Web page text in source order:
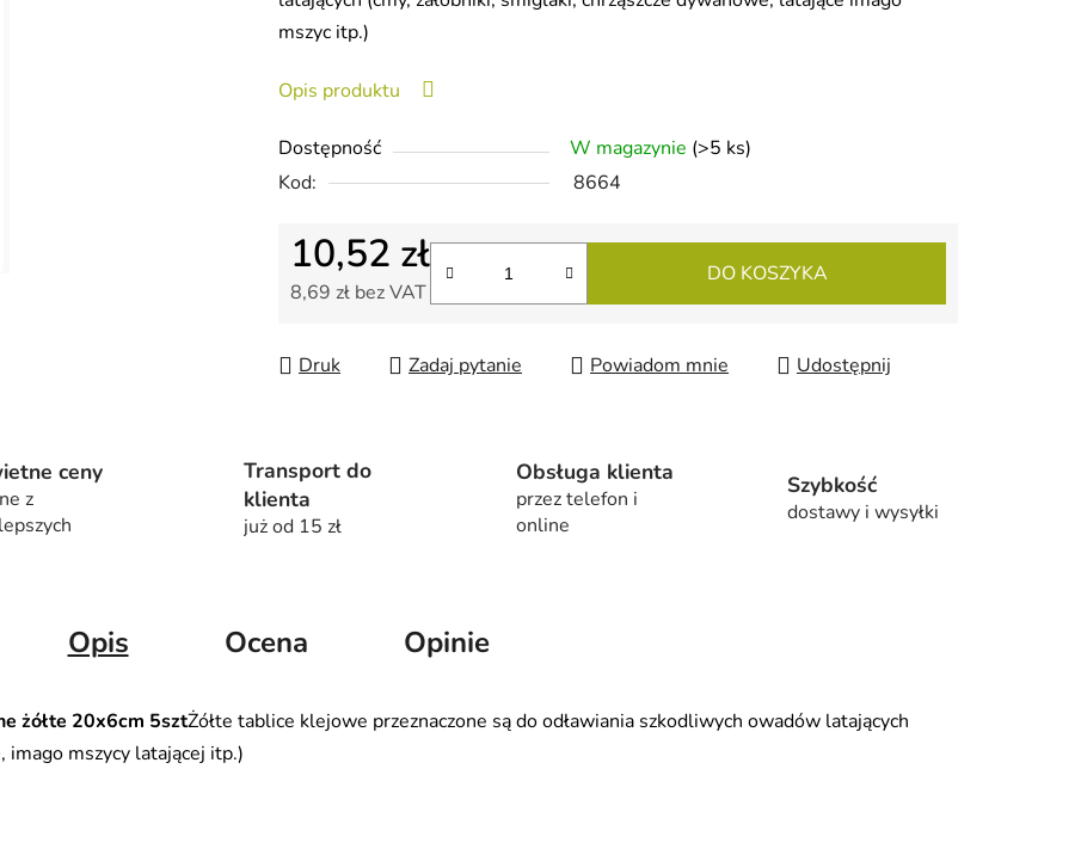
0,0
5
gwiazdek.
mszyc itp.)
Opis produktu
Dostępność W magazynie (>5 ks)
Kod:
8664
10,52 zł
8,69 zł bez VAT
DO KOSZYKA
Druk Zadaj pytanie Powiadom mnie Udostępnij
ceny
z
Transport do
klienta
już od 15 zł
Obsługa klienta
przez telefon i
online
Szybkość
dostawy i wysyłki
Opis Ocena Opinie
żółte 20x6cm 5sztŻółte tablice klejowe przeznaczone są do odławiania szkodliwych owadów latających
imago mszycy latającej itp.)